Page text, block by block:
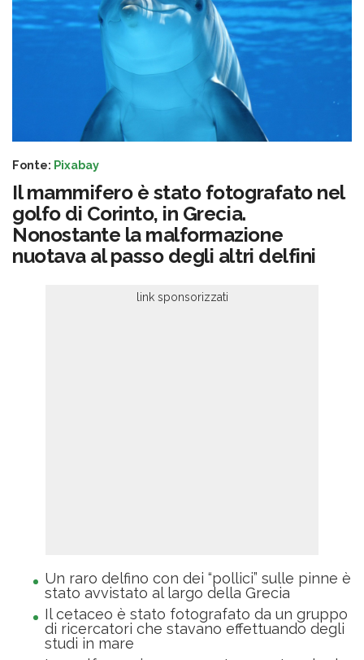
Fonte: Pixabay
Il mammifero è stato fotografato nel
golfo di Corinto, in Grecia.
Nonostante la malformazione
nuotava al passo degli altri delfini
Un raro delfino con dei “pollici” sulle pinne è
stato avvistato al largo della Grecia
Il cetaceo è stato fotografato da un gruppo
di ricercatori che stavano effettuando degli
studi in mare